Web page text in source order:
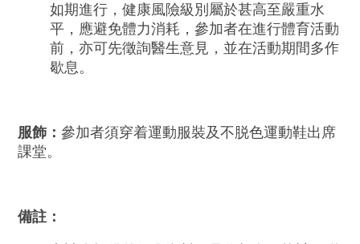
如期進行，健康風險級別屬於甚高至嚴重水
平，應避免體力消耗，參加者在進行體育活動
前，亦可先徵詢醫生意見，並在活動期間多作
歇息。
服飾： 參加者須穿着運動服裝及不脱色運動鞋出席
課堂。
備註：